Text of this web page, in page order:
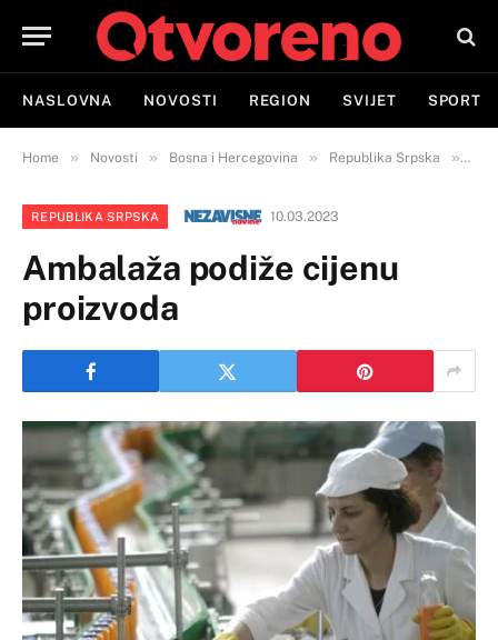
NASLOVNA NOVOSTI REGION SVIJET SPORT
Home » Novosti » Bosna i Hercegovina » Republika Srpska »
REPUBLIKA SRPSKA 10.03.2023
Ambalaža podiže cijenu
proizvoda